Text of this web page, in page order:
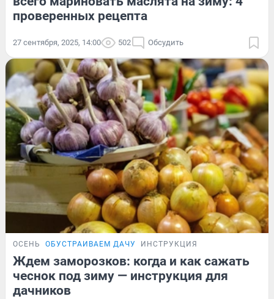
проверенных рецепта
27 сентября, 2025, 14:00 502 Обсудить
ОСЕНЬ ОБУСТРАИВАЕМ ДАЧУ ИНСТРУКЦИЯ
Ждем заморозков: когда и как сажать
чеснок под зиму — инструкция для
дачников